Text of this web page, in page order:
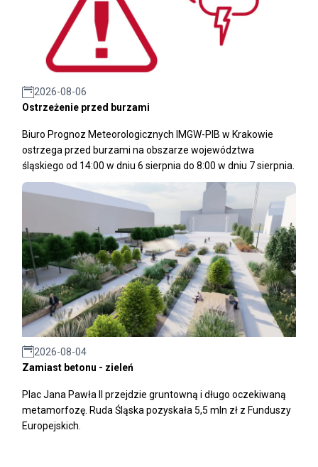
2026-08-06
Ostrzeżenie przed burzami
Biuro Prognoz Meteorologicznych IMGW-PIB w Krakowie
ostrzega przed burzami na obszarze województwa
śląskiego od 14:00 w dniu 6 sierpnia do 8:00 w dniu 7 sierpnia.
2026-08-04
Zamiast betonu - zieleń
Plac Jana Pawła II przejdzie gruntowną i długo oczekiwaną
metamorfozę. Ruda Śląska pozyskała 5,5 mln zł z Funduszy
Europejskich.